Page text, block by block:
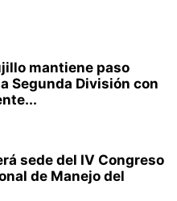
mantiene paso
Segunda División con
sede del IV Congreso
de Manejo del